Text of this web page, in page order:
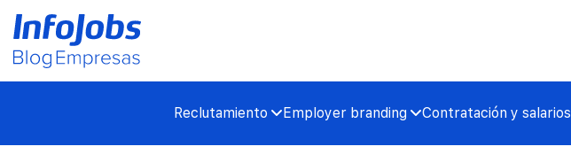
Reclutamiento Employer branding Contratación y salarios